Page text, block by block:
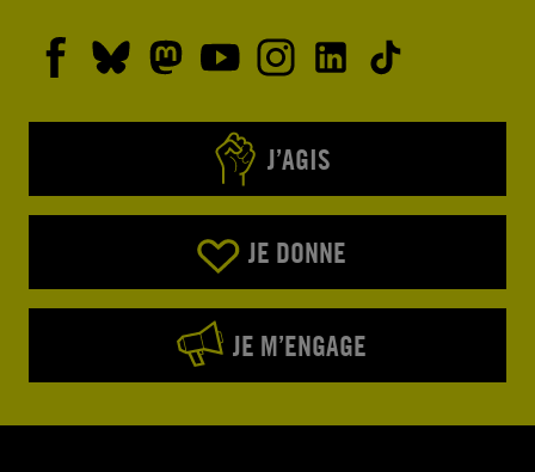
J’AGIS
JE DONNE
JE M’ENGAGE